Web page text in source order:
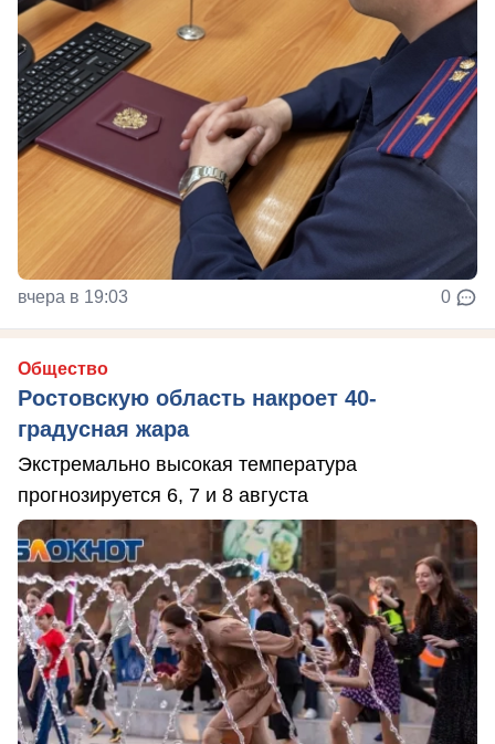
вчера в 19:03 0
Общество
Ростовскую область накроет 40-
градусная жара
Экстремально высокая температура
прогнозируется 6, 7 и 8 августа